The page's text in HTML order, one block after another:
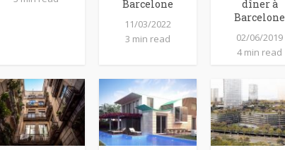
Barcelone
11/03/2022
3 min read
dîner à
Barcelone
02/06/2019
4 min read